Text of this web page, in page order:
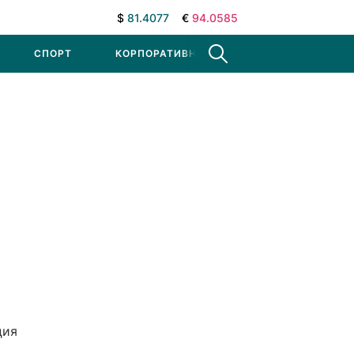
$ 81.4077 € 94.0585
СПОРТ КОРПОРАТИВНЫЕ НОВОСТИ